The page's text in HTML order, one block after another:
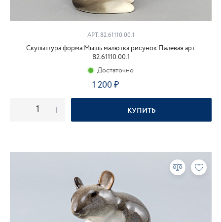
АРТ. 82.61110.00.1
Скульптура форма Мышь малютка рисунок Палевая арт.
82.61110.00.1
Достаточно
1 200₽
КУПИТЬ